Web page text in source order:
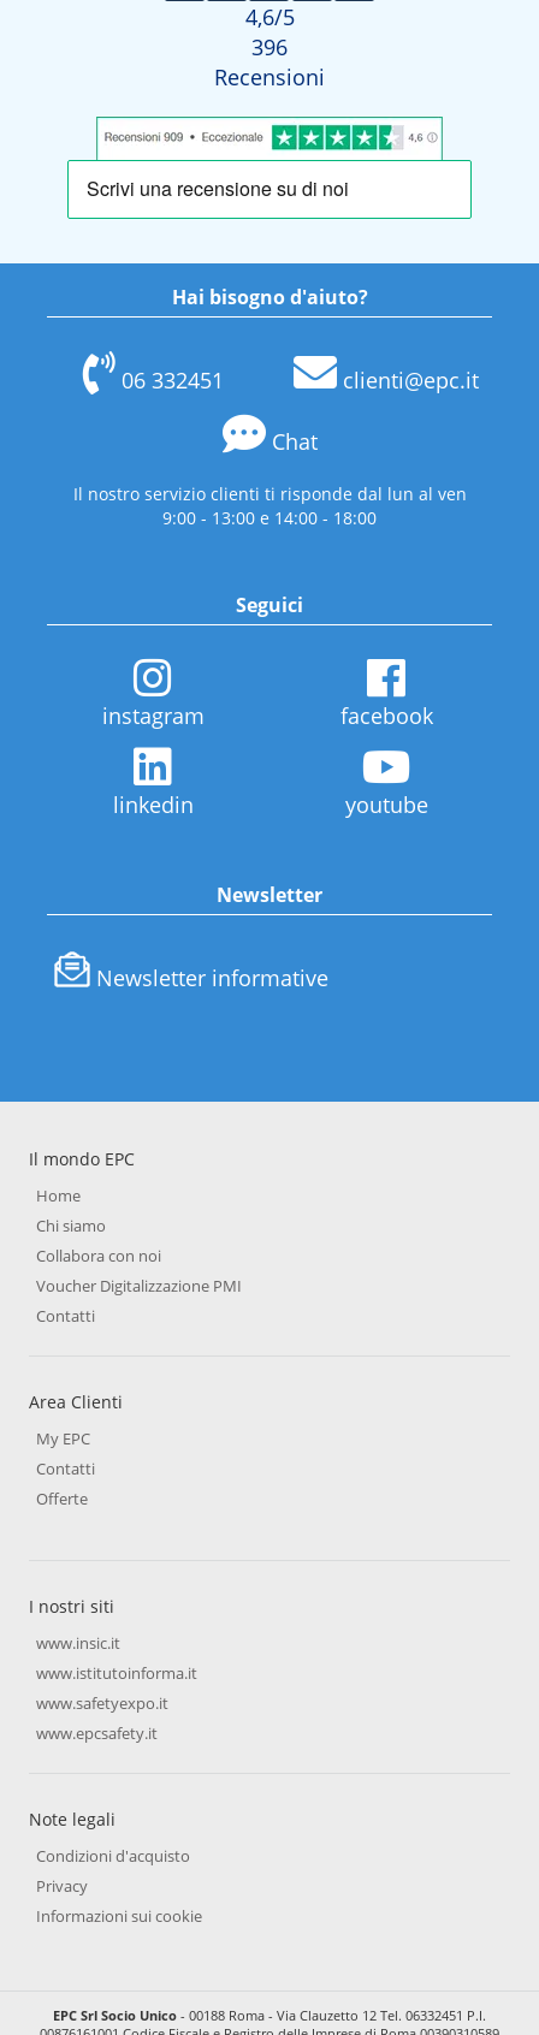
4,6/5
396
Recensioni
Hai bisogno d'aiuto?
06 332451 clienti@epc.it
Chat
Il nostro servizio clienti ti risponde dal lun al ven
9:00 - 13:00 e 14:00 - 18:00
Seguici
instagram facebook
linkedin youtube
Newsletter
Newsletter informative
Il mondo EPC
Home
Chi siamo
Collabora con noi
Voucher Digitalizzazione PMI
Contatti
Area Clienti
My EPC
Contatti
Offerte
I nostri siti
www.insic.it
www.istitutoinforma.it
www.safetyexpo.it
www.epcsafety.it
Note legali
Condizioni d'acquisto
Privacy
Informazioni sui cookie
EPC Srl Socio Unico - 00188 Roma - Via Clauzetto 12 Tel. 06332451 P.I.